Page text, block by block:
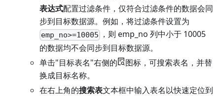
表达式配置过滤条件，仅符合过滤条件的数据会同
步到目标数据源。例如，将过滤条件设置为
emp_no>=10005
，则 emp_no 列中小于 10005
的数据均不会同步到目标数据源。
单击"目标表名"右侧的
图标，可搜索表名，并替
换成目标名称。
在右上角的搜索表文本框中输入表名以快速定位到